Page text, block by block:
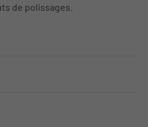
de polissages.